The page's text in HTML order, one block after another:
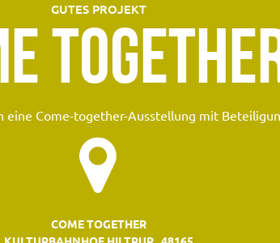
GUTES PROJEKT
Come-together-Ausstellung mit
COME TOGETHER